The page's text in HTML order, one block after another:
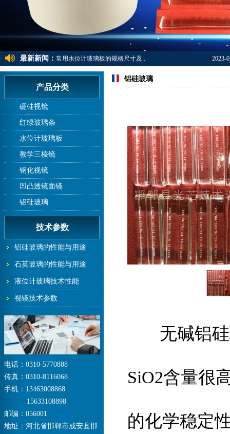
最新新闻： 2023-
常用水位计玻璃板的规格尺寸及..
钠钙玻璃、钢化玻璃、高硼硅玻..
2023-
常用水位计玻璃板的规格尺寸及..
产品分类
硼硅视镜
红绿玻璃条
水位计玻璃板
教学三棱镜
钢化视镜
凹凸透镜面镜
铝硅玻璃
技术参数
铝硅玻璃的性能与用途
石英玻璃的性能与用途
液位计玻璃技术性能
视镜技术参数
电话：0310-5770888
传真：0310-8116068
手机：13463008868
15633108898
邮编：056001
地址：河北省邯郸市成安县邯
铝硅玻璃
无碱铝硅
SiO2含量很
的化学稳定